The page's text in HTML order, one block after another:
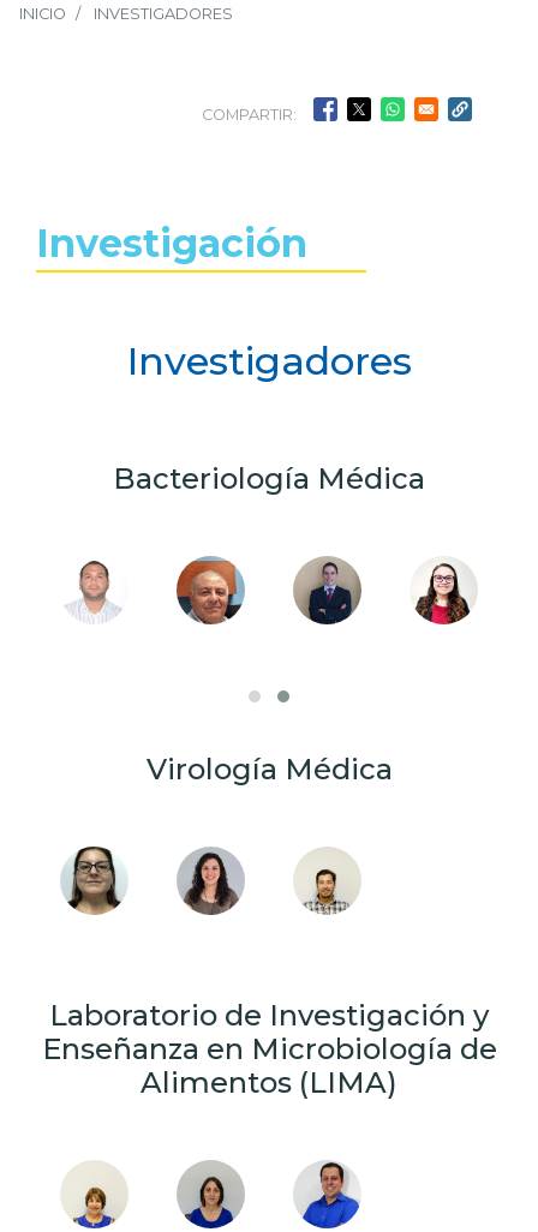
INICIO INVESTIGADORES
COMPARTIR:
Investigación
Investigadores
Bacteriología Médica
Virología Médica
Laboratorio de Investigación y
Enseñanza en Microbiología de
Alimentos (LIMA)